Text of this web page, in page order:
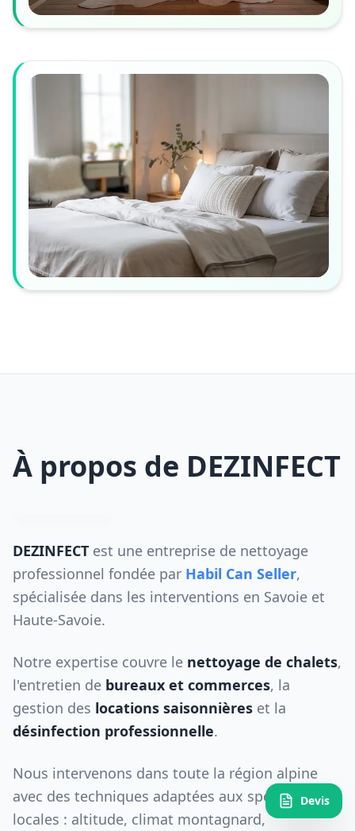
À propos de DEZINFECT
DEZINFECT est une entreprise de nettoyage
professionnel fondée par Habil Can Seller,
spécialisée dans les interventions en Savoie et
Haute-Savoie.
Notre expertise couvre le nettoyage de chalets,
l'entretien de bureaux et commerces, la
gestion des locations saisonnières et la
désinfection professionnelle.
Nous intervenons dans toute la région alpine
avec des techniques adaptées aux spécificités
locales : altitude, climat montagnard,
Devis